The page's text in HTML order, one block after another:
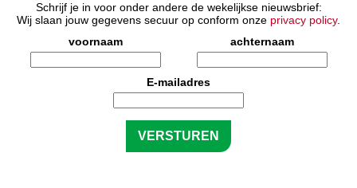
Schrijf je in voor onder andere de wekelijkse nieuwsbrief:
Wij slaan jouw gegevens secuur op conform onze privacy policy.
voornaam
achternaam
E-mailadres